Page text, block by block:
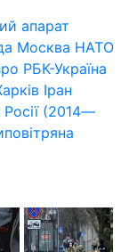
апарат
Москва НАТО
РБК-Україна
Іран
Росії (2014—